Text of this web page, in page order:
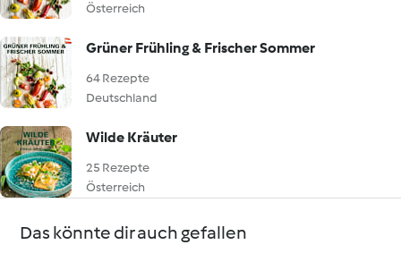
Österreich
Grüner Frühling & Frischer Sommer
64 Rezepte
Deutschland
Wilde Kräuter
25 Rezepte
Österreich
Das könnte dir auch gefallen